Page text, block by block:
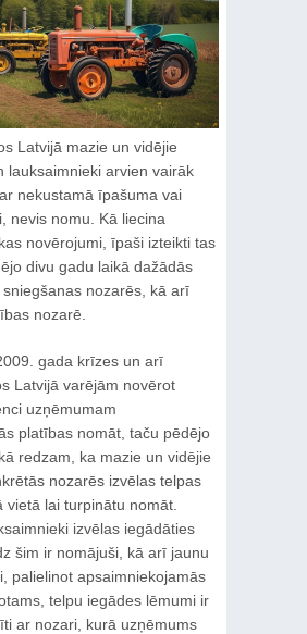
Latvijā mazie un vidējie
lauksaimnieki arvien vairāk
nekustamā īpašuma vai
nevis nomu. Kā liecina
novērojumi, īpaši izteikti tas
divu gadu laikā dažādās
nozarēs, kā arī
nozarē.
gada krīzes un arī
Latvijā varējām novērot
uzņēmumam
platības nomāt, taču pēdējo
redzam, ka mazie un vidējie
nozarēs izvēlas telpas
vietā lai turpinātu nomāt.
izvēlas iegādāties
šim ir nomājuši, kā arī jaunu
palielinot apsaimniekojamās
telpu iegādes lēmumi ir
ar nozari, kurā uzņēmums